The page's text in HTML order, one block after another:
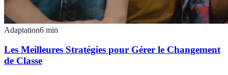
Adaptation6 min
Les Meilleures Stratégies pour Gérer le Changement
de Classe